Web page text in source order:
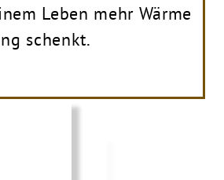
Leben mehr Wärme
schenkt.